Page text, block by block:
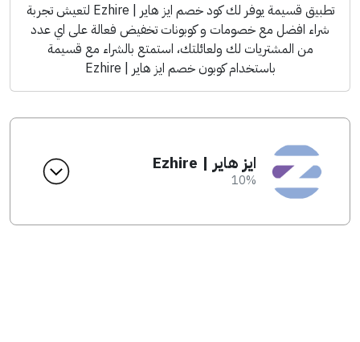
تطبيق قسيمة يوفر لك كود خصم ايز هاير | Ezhire لتعيش تجربة
شراء افضل مع خصومات و كوبونات تخفيض فعالة على اي عدد
من المشتريات لك ولعائلتك، استمتع بالشراء مع قسيمة
باستخدام كوبون خصم ايز هاير | Ezhire
ايز هاير | Ezhire
10%